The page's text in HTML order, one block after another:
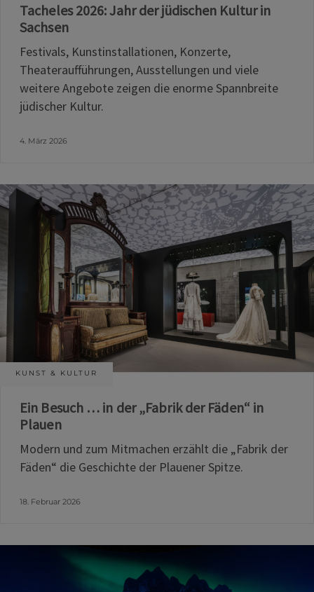
Tacheles 2026: Jahr der jüdischen Kultur in
Sachsen
Festivals, Kunstinstallationen, Konzerte,
Theateraufführungen, Ausstellungen und viele
weitere Angebote zeigen die enorme Spannbreite
jüdischer Kultur.
4. März 2026
KUNST & KULTUR
Ein Besuch … in der „Fabrik der Fäden“ in
Plauen
Modern und zum Mitmachen erzählt die „Fabrik der
Fäden“ die Geschichte der Plauener Spitze.
18. Februar 2026